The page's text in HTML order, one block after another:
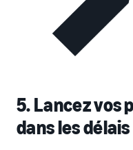
5. Lancez vos
dans les délais